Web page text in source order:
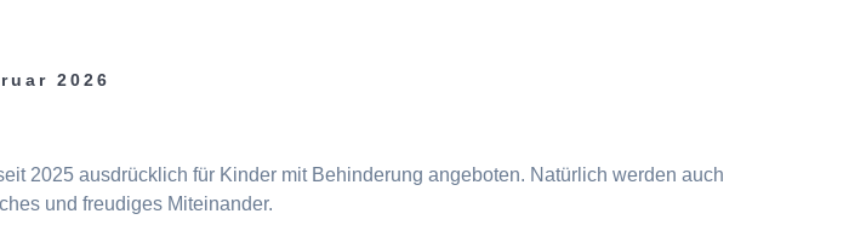
2026
2025 ausdrücklich für Kinder mit Behinderung angeboten. Natürlich werden auch
und freudiges Miteinander.